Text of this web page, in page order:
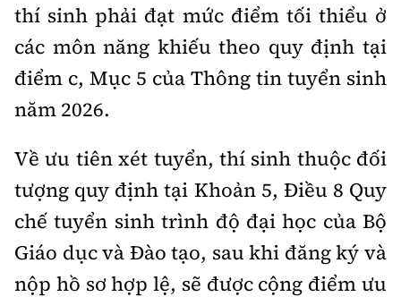
thí sinh phải đạt mức điểm tối thiểu ở
các môn năng khiếu theo quy định tại
điểm c, Mục 5 của Thông tin tuyển sinh
năm 2026.
Về ưu tiên xét tuyển, thí sinh thuộc đối
tượng quy định tại Khoản 5, Điều 8 Quy
chế tuyển sinh trình độ đại học của Bộ
Giáo dục và Đào tạo, sau khi đăng ký và
nộp hồ sơ hợp lệ, sẽ được cộng điểm ưu